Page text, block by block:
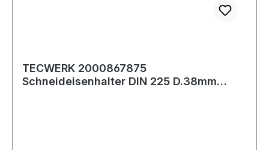
TECWERK 2000867875
Schneideisenhalter DIN 225 D.38mm